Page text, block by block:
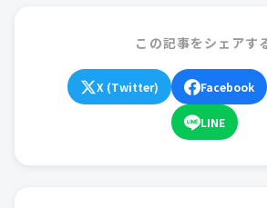
この記事をシェアす
X (Twitter) Facebook
LINE